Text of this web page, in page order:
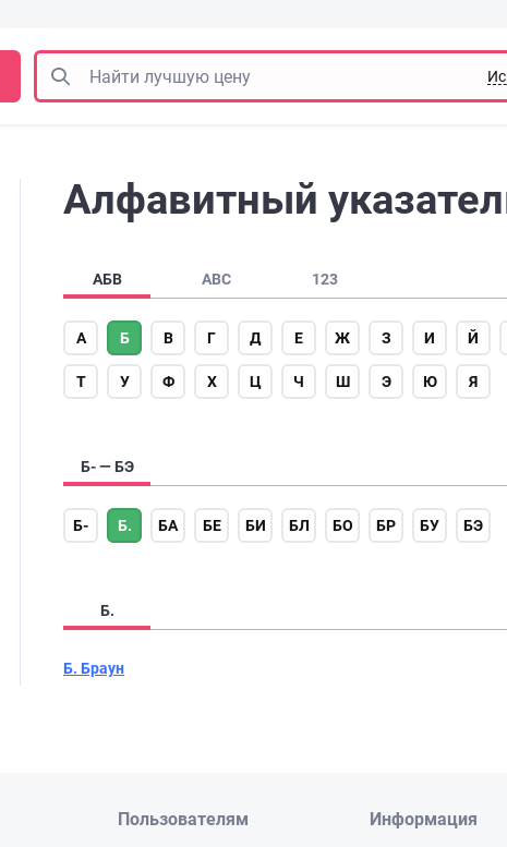
Алфавитный
АБВ ABC 123
А Б В Г Д Е Ж З И Й
Т У Ф Х Ц Ч Ш Э Ю Я
Б- — БЭ
Б- Б. БА БЕ БИ БЛ БО БР БУ БЭ
Б.
Б. Браун
Пользователям Информация